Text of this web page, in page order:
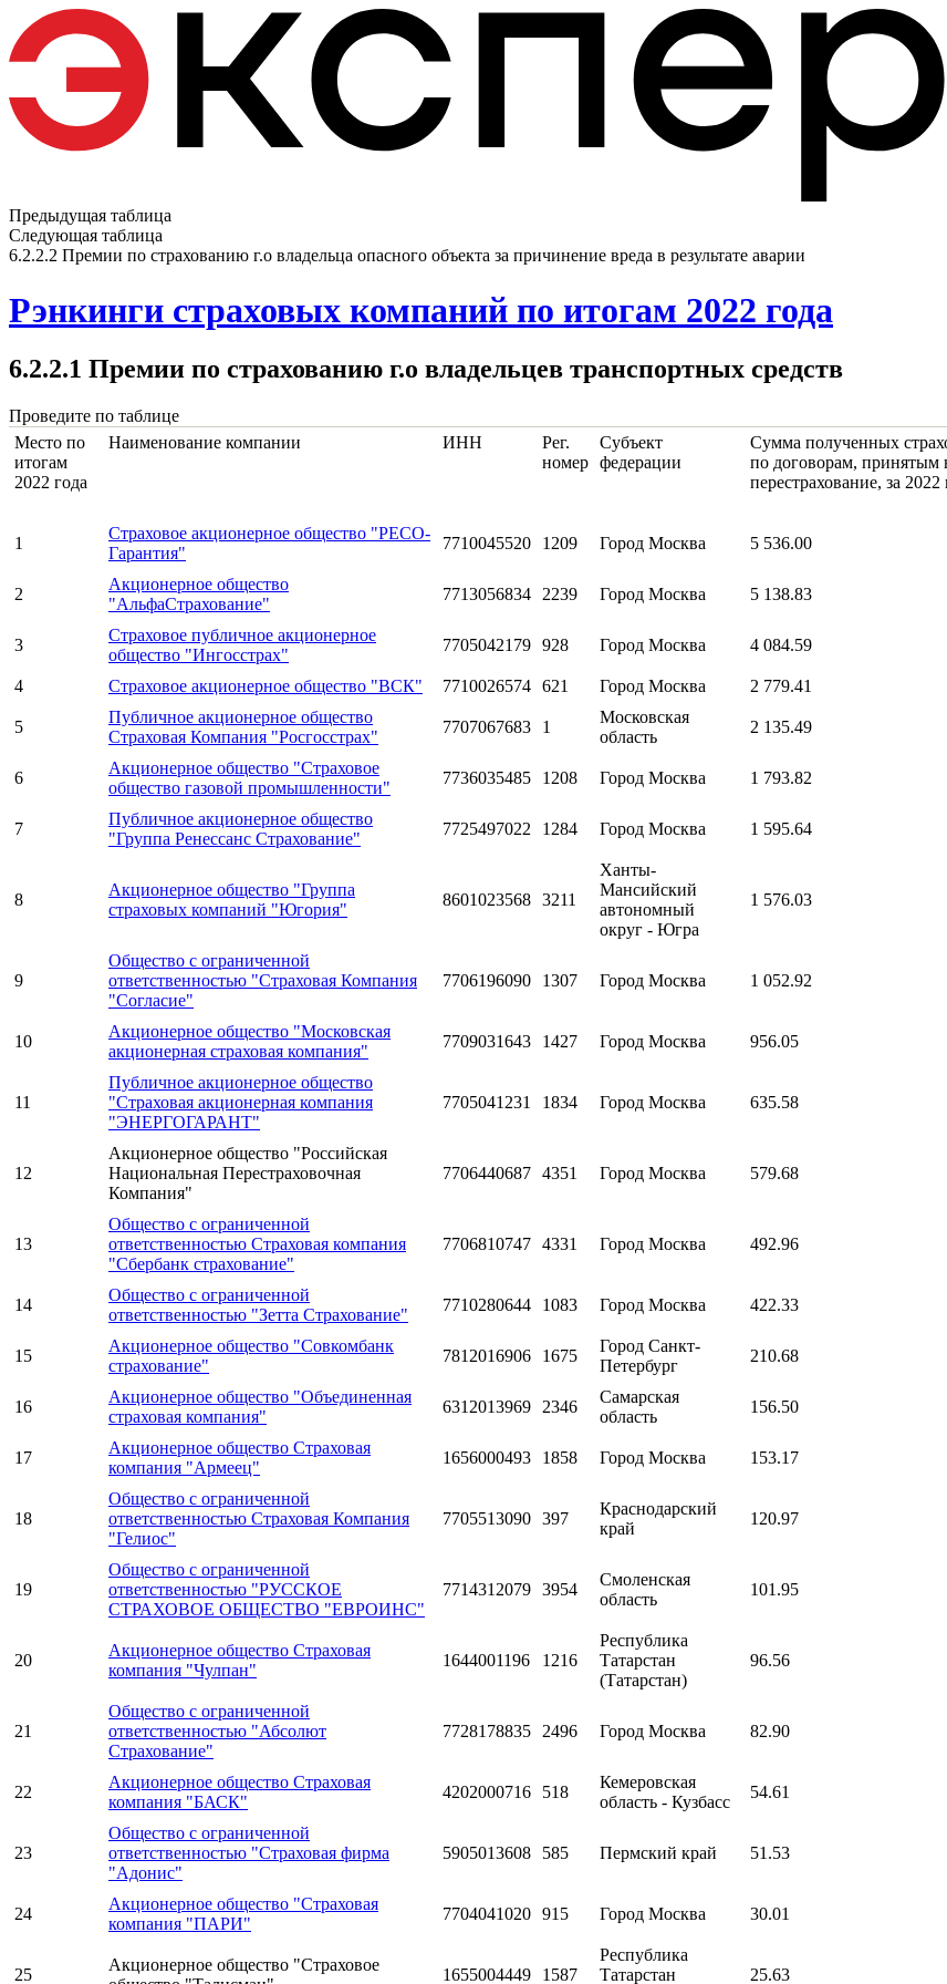
Предыдущая таблица
Следующая таблица
6.2.2.2 Премии по страхованию г.о владельца опасного объекта за причинение вреда в результате аварии
Рэнкинги страховых компаний по итогам 2022 года
6.2.2.1 Премии по страхованию г.о владельцев транспортных средств
Проведите по таблице
Место по
итогам
2022 года
Наименование компании ИНН
Рег.
номер
Субъект
федерации
Сумма полученных
по договорам, принятым
перестрахование, за
1
Страховое акционерное общество "РЕСО-
Гарантия"
7710045520 1209 Город Москва 5 536.00
2
Акционерное общество
"АльфаСтрахование"
7713056834 2239 Город Москва 5 138.83
3
Страховое публичное акционерное
общество "Ингосстрах"
7705042179 928 Город Москва 4 084.59
4 Страховое акционерное общество "ВСК" 7710026574 621 Город Москва 2 779.41
5
Публичное акционерное общество
Страховая Компания "Росгосстрах"
7707067683 1
Московская
область
2 135.49
6
Акционерное общество "Страховое
общество газовой промышленности"
7736035485 1208 Город Москва 1 793.82
7
Публичное акционерное общество
"Группа Ренессанс Страхование"
7725497022 1284 Город Москва 1 595.64
8
Акционерное общество "Группа
страховых компаний "Югория"
8601023568 3211
Ханты-
Мансийский
автономный
округ - Югра
1 576.03
9
Общество с ограниченной
ответственностью "Страховая Компания
"Согласие"
7706196090 1307 Город Москва 1 052.92
10
Акционерное общество "Московская
акционерная страховая компания"
7709031643 1427 Город Москва 956.05
11
Публичное акционерное общество
"Страховая акционерная компания
"ЭНЕРГОГАРАНТ"
7705041231 1834 Город Москва 635.58
12
Акционерное общество "Российская
Национальная Перестраховочная
Компания"
7706440687 4351 Город Москва 579.68
13
Общество с ограниченной
ответственностью Страховая компания
"Сбербанк страхование"
7706810747 4331 Город Москва 492.96
14
Общество с ограниченной
ответственностью "Зетта Страхование"
7710280644 1083 Город Москва 422.33
15
Акционерное общество "Совкомбанк
страхование"
7812016906 1675
Город Санкт-
Петербург
210.68
16
Акционерное общество "Объединенная
страховая компания"
6312013969 2346
Самарская
область
156.50
17
Акционерное общество Страховая
компания "Армеец"
1656000493 1858 Город Москва 153.17
18
Общество с ограниченной
ответственностью Страховая Компания
"Гелиос"
7705513090 397
Краснодарский
край
120.97
19
Общество с ограниченной
ответственностью "РУССКОЕ
СТРАХОВОЕ ОБЩЕСТВО "ЕВРОИНС"
7714312079 3954
Смоленская
область
101.95
20
Акционерное общество Страховая
компания "Чулпан"
1644001196 1216
Республика
Татарстан
(Татарстан)
96.56
21
Общество с ограниченной
ответственностью "Абсолют
Страхование"
7728178835 2496 Город Москва 82.90
22
Акционерное общество Страховая
компания "БАСК"
4202000716 518
Кемеровская
область - Кузбасс
54.61
23
Общество с ограниченной
ответственностью "Страховая фирма
"Адонис"
5905013608 585 Пермский край 51.53
24
Акционерное общество "Страховая
компания "ПАРИ"
7704041020 915 Город Москва 30.01
25
Акционерное общество "Страховое
1655004449 1587
Республика
Татарстан
25.63